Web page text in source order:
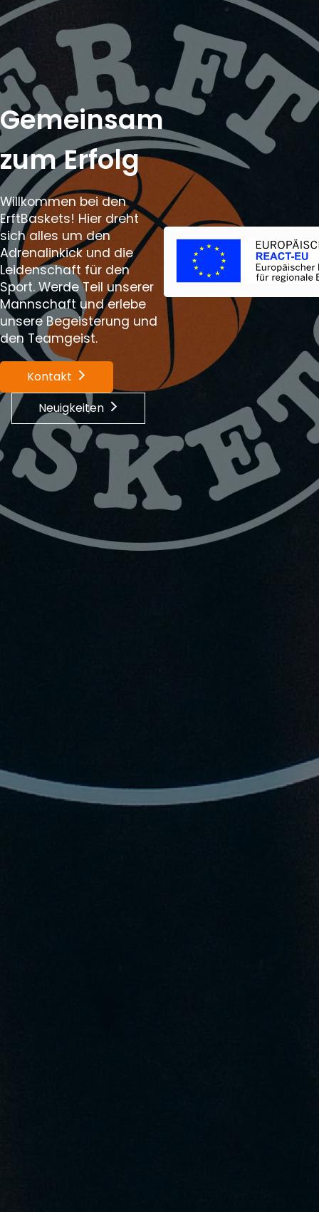
Gemeinsam
zum Erfolg
Willkommen bei den
ErftBaskets! Hier dreht
sich alles um den
Adrenalinkick und die
Leidenschaft für den
Sport. Werde Teil unserer
Mannschaft und erlebe
unsere Begeisterung und
den Teamgeist.
Kontakt
Neuigkeiten